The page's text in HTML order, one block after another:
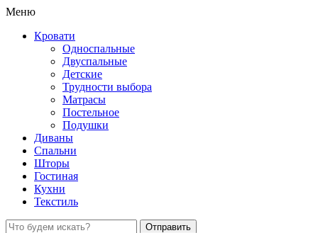
Меню
Кровати
Односпальные
Двуспальные
Детские
Трудности выбора
Матрасы
Постельное
Подушки
Диваны
Спальни
Шторы
Гостиная
Кухни
Текстиль